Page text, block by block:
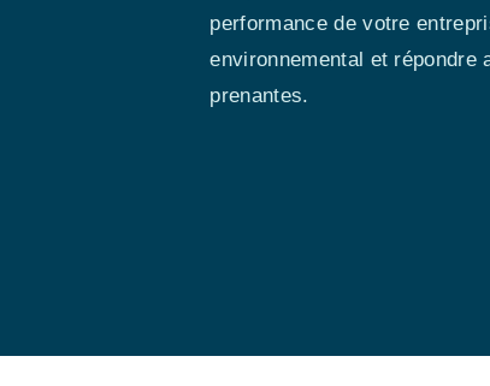
performance de votre
environnemental et répondre
prenantes.